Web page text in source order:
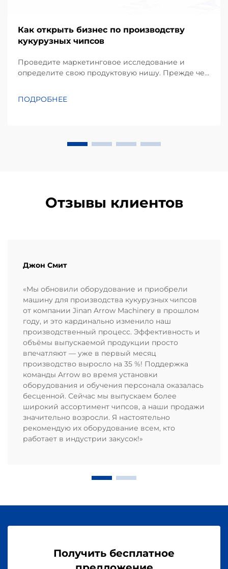
Как открыть бизнес по производству
кукурузных чипсов
Проведите маркетинговое исследование и
определите свою продуктовую нишу. Прежде чем
предпочтений местных потребителей.
ПОДРОБНЕЕ
Отзывы клиентов
Джон Смит
«Мы обновили оборудование и приобрели
машину для производства кукурузных чипсов
от компании Jinan Arrow Machinery в прошлом
году, и это кардинально изменило наш
производственный процесс. Эффективность и
объёмы выпускаемой продукции просто
впечатляют — уже в первый месяц
производство выросло на 35 %! Поддержка
команды Arrow во время установки
оборудования и обучения персонала оказалась
бесценной. Сейчас мы выпускаем более
широкий ассортимент чипсов, а наши продажи
значительно возросли. Я настоятельно
рекомендую их оборудование всем, кто
работает в индустрии закусок!»
Получить бесплатное